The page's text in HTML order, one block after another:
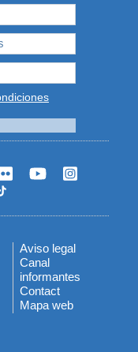
Menú
del
pie
Aviso legal
Canal
informantes
Contact
Mapa web